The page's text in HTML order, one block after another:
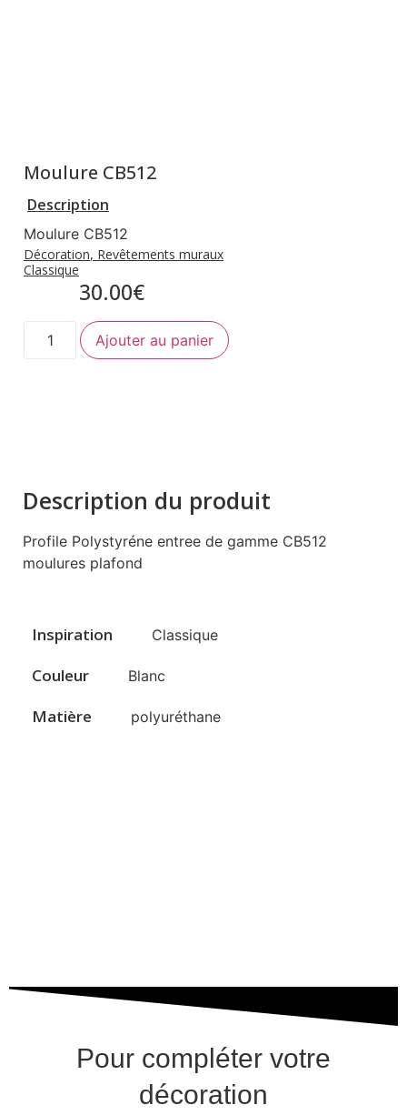
Moulure CB512
Description
Moulure CB512
Décoration, Revêtements muraux
Classique
30.00€
Ajouter au panier
Description du produit
Profile Polystyréne entree de gamme CB512
moulures plafond
Inspiration Classique
Couleur Blanc
Matière polyuréthane
Pour compléter votre
décoration